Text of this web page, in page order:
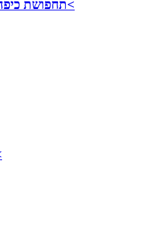
תחפושת כיפה אדומה קלאסית לנשים<